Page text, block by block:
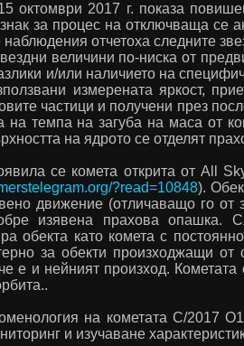
октомври 2017 г. показа пo
за процес на отключваща се
отчетоха следните
величини по-ниска от
и/или наличието на
измерената яркост,
частици и получени през
на темпа на загуба на маса от
на ядрото се отделят
се комета открита отAll
.org/?read=10848).
движение (отличаващо го
изявена прахова опашка.
обекта като комета с
за обекти произходжащи
е и нейният произход.
на кометата C/2017 O
и изучаване